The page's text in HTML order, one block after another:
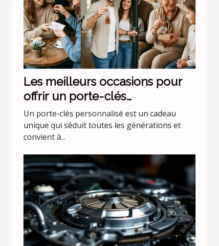
Les meilleurs occasions pour
offrir un porte-clés
personnalisé
Un porte-clés personnalisé est un cadeau
unique qui séduit toutes les générations et
convient à...